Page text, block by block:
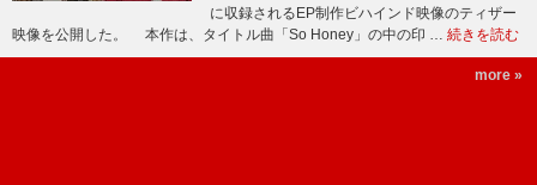
に収録されるEP制作ビハインド映像のティザー
映像を公開した。 本作は、タイトル曲「So Honey」の中の印 … 続きを読む
more »